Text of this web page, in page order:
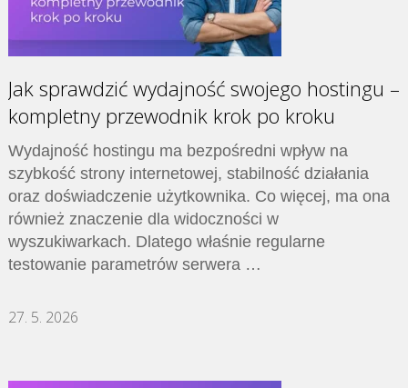
Jak sprawdzić wydajność swojego hostingu –
kompletny przewodnik krok po kroku
Wydajność hostingu ma bezpośredni wpływ na
szybkość strony internetowej, stabilność działania
oraz doświadczenie użytkownika. Co więcej, ma ona
również znaczenie dla widoczności w
wyszukiwarkach. Dlatego właśnie regularne
testowanie parametrów serwera …
27. 5. 2026